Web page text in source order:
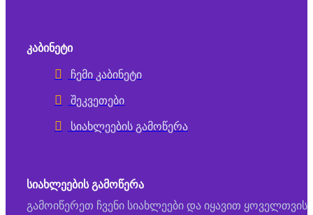
ᲙᲐᲑᲘᲜᲔᲢᲘ
ჩემი კაბინეტი
შეკვეთები
სიახლეების გამოწერა
ᲡᲘᲐᲮᲚᲔᲔᲑᲘᲡ ᲒᲐᲛᲝᲬᲔᲠᲐ
გამოიწერეთ ჩვენი სიახლეები და იყავით ყოველთვის